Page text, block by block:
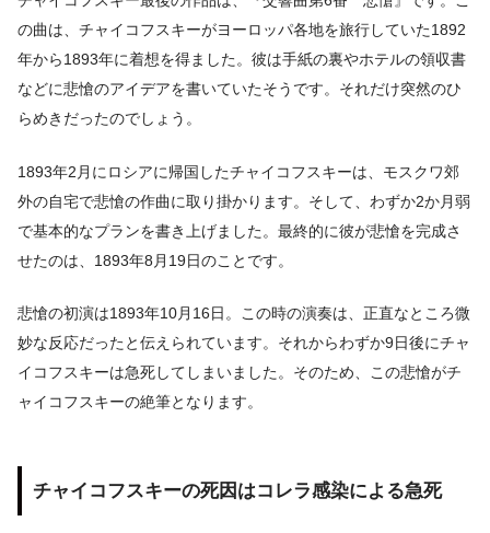
の曲は、チャイコフスキーがヨーロッパ各地を旅行していた1892
年から1893年に着想を得ました。彼は手紙の裏やホテルの領収書
などに悲愴のアイデアを書いていたそうです。それだけ突然のひ
らめきだったのでしょう。
1893年2月にロシアに帰国したチャイコフスキーは、モスクワ郊
外の自宅で悲愴の作曲に取り掛かります。そして、わずか2か月弱
で基本的なプランを書き上げました。最終的に彼が悲愴を完成さ
せたのは、1893年8月19日のことです。
悲愴の初演は1893年10月16日。この時の演奏は、正直なところ微
妙な反応だったと伝えられています。それからわずか9日後にチャ
イコフスキーは急死してしまいました。そのため、この悲愴がチ
ャイコフスキーの絶筆となります。
チャイコフスキーの死因はコレラ感染による急死